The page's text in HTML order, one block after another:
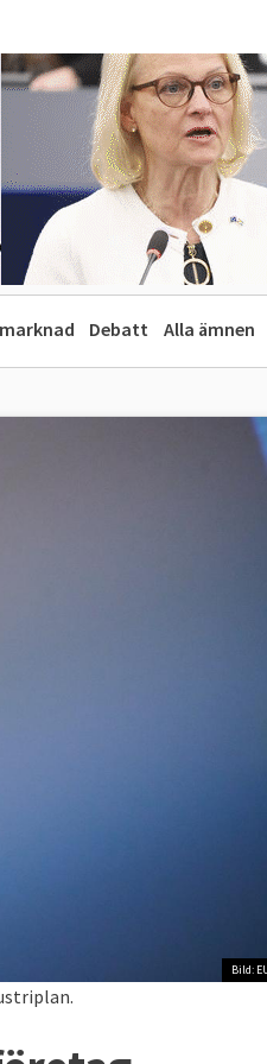
Debatt Alla ämnen
Bild: